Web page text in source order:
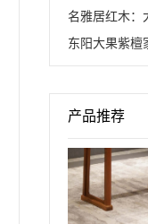
承
名雅居红木：
者
东阳大果紫檀
产品推荐